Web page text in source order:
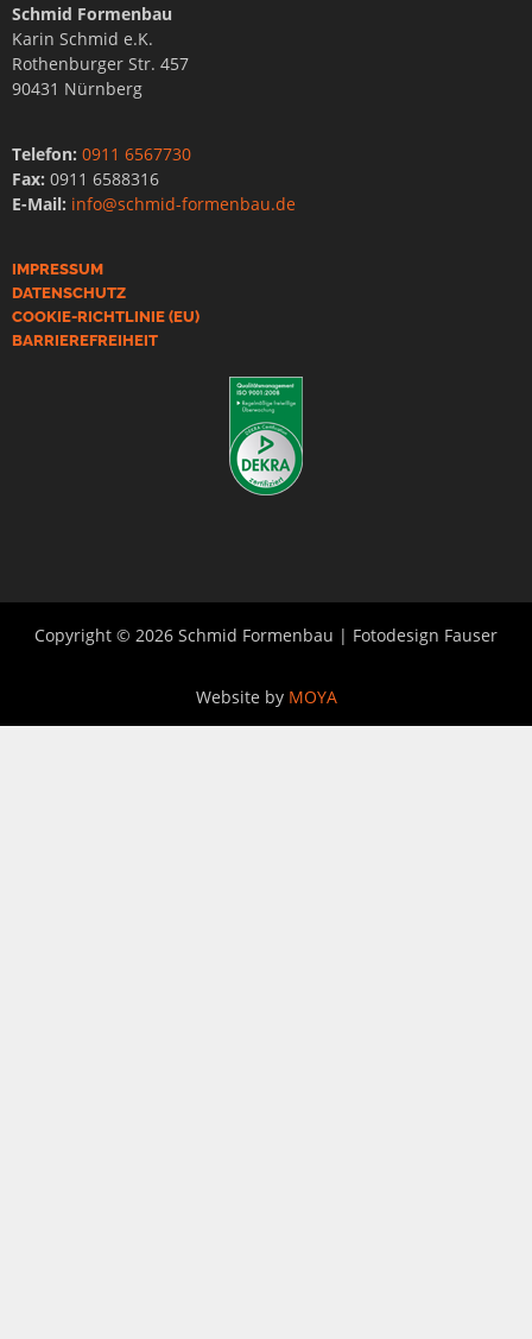
Schmid Formenbau
Karin Schmid e.K.
Rothenburger Str. 457
90431 Nürnberg
Telefon: 0911 6567730
Fax: 0911 6588316
E-Mail: info@schmid-formenbau.de
IMPRESSUM
DATENSCHUTZ
COOKIE-RICHTLINIE (EU)
BARRIEREFREIHEIT
Copyright © 2026 Schmid Formenbau | Fotodesign Fauser
Website by MOYA